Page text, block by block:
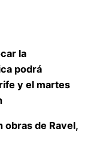
la
podrá
y el martes
obras de Ravel,